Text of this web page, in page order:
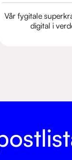
Vår fygitale
digital i